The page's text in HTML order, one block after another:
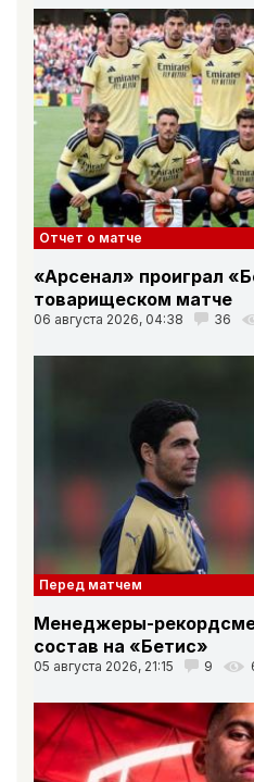
Отчет о матче
«Арсенал» проиграл
товарищеском матче
06 августа 2026, 04:38 36
Перед матчем
Менеджеры-
состав на «Бетис»
05 августа 2026, 21:15 9